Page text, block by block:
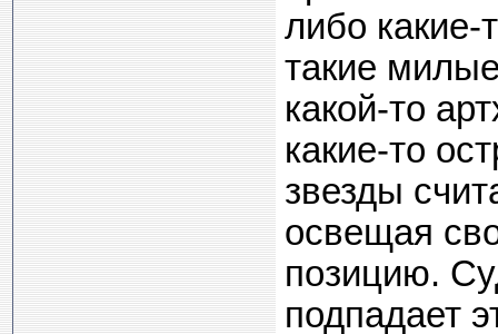
либо какие-
такие
какой-то
какие-то
звезды
освещая
позицию.
подпадает